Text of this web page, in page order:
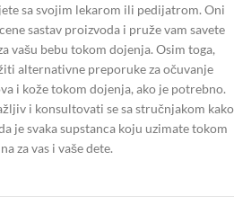
sa svojim lekarom ili pedijatrom. Oni
sastav proizvoda i pruže vam savete
vašu bebu tokom dojenja. Osim toga,
alternativne preporuke za očuvanje
i kože tokom dojenja, ako je potrebno.
i konsultovati se sa stručnjakom kako
je svaka supstanca koju uzimate tokom
za vas i vaše dete.